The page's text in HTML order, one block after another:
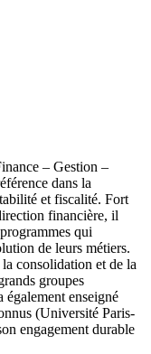
– Gestion –
dans la
et fiscalité. Fort
financière, il
qui
de leurs métiers.
consolidation et de la
groupes
enseigné
(Université Paris-
engagement durable